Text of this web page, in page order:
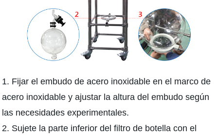
1. Fijar el embudo de acero inoxidable en el marco de
acero inoxidable y ajustar la altura del embudo según
las necesidades experimentales.
2. Sujete la parte inferior del filtro de botella con el